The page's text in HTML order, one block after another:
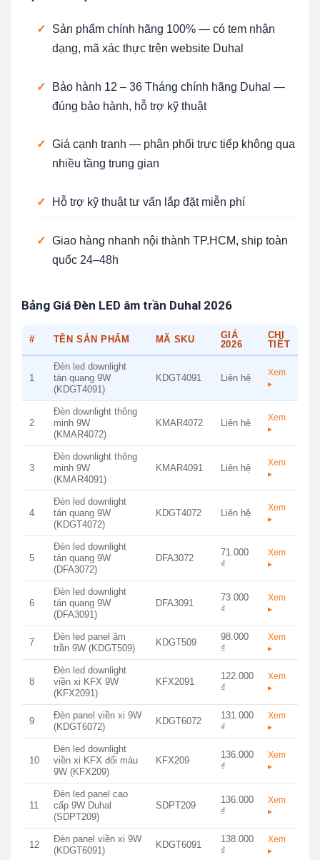
✓
Sản phẩm chính hãng 100% — có tem nhận
dạng, mã xác thực trên website Duhal
✓
Bảo hành 12 – 36 Tháng chính hãng Duhal —
đúng bảo hành, hỗ trợ kỹ thuật
✓ Giá cạnh tranh — phân phối trực tiếp không qua
nhiều tầng trung gian
✓ Hỗ trợ kỹ thuật tư vấn lắp đặt miễn phí
✓ Giao hàng nhanh nội thành TP.HCM, ship toàn
quốc 24–48h
Bảng Giá Đèn LED âm trần Duhal 2026
# TÊN SẢN PHẨM MÃ SKU
GIÁ
2026
CHI
TIẾT
1
Đèn led downlight
tán quang 9W
(KDGT4091)
KDGT4091 Liên hệ
Xem
▸
2
Đèn downlight thông
minh 9W
(KMAR4072)
KMAR4072 Liên hệ
Xem
▸
3
Đèn downlight thông
minh 9W
(KMAR4091)
KMAR4091 Liên hệ
Xem
▸
4
Đèn led downlight
tán quang 9W
(KDGT4072)
KDGT4072 Liên hệ
Xem
▸
5
Đèn led downlight
tán quang 9W
(DFA3072)
DFA3072
71.000
₫
Xem
▸
6
Đèn led downlight
tán quang 9W
(DFA3091)
DFA3091
73.000
₫
Xem
▸
7
Đèn led panel âm
trần 9W (KDGT509)
KDGT509
98.000
₫
Xem
▸
8
Đèn led downlight
viền xi KFX 9W
(KFX2091)
KFX2091
122.000
₫
Xem
▸
9
Đèn panel viền xi 9W
(KDGT6072)
KDGT6072
131.000
₫
Xem
▸
10
Đèn led downlight
viền xi KFX đổi màu
9W (KFX209)
KFX209
136.000
₫
Xem
▸
11
Đèn led panel cao
cấp 9W Duhal
(SDPT209)
SDPT209
136.000
₫
Xem
▸
12
Đèn panel viền xi 9W
(KDGT6091)
KDGT6091
138.000
₫
Xem
▸